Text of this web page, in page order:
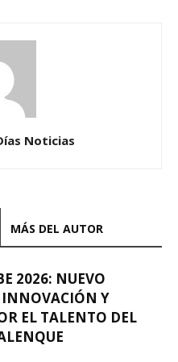
Noticias
MÁS DEL AUTOR
2026: NUEVO
Y
EL TALENTO DEL